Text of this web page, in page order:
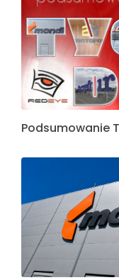
Podsumowanie